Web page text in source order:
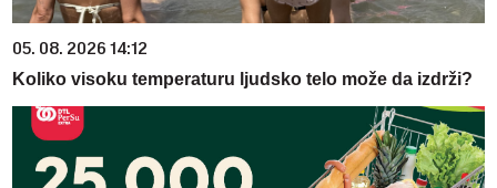
05. 08. 2026 14:12
Koliko visoku temperaturu ljudsko telo može da izdrži?